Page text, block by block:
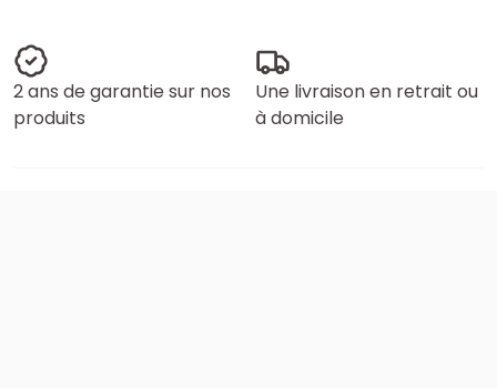
2 ans de garantie sur nos
produits
Une livraison en retrait ou
à domicile